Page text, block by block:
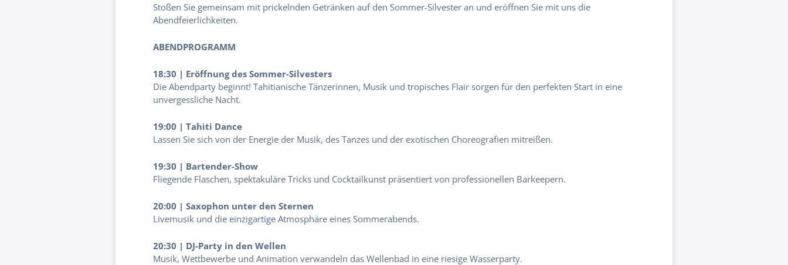
Stoßen Sie gemeinsam mit prickelnden Getränken auf den Sommer-Silvester an und eröffnen Sie mit uns die
Abendfeierlichkeiten.
ABENDPROGRAMM
18:30 | Eröffnung des Sommer-Silvesters
Die Abendparty beginnt! Tahitianische Tänzerinnen, Musik und tropisches Flair sorgen für den perfekten Start in eine
unvergessliche Nacht.
19:00 | Tahiti Dance
Lassen Sie sich von der Energie der Musik, des Tanzes und der exotischen Choreografien mitreißen.
19:30 | Bartender-Show
Fliegende Flaschen, spektakuläre Tricks und Cocktailkunst präsentiert von professionellen Barkeepern.
20:00 | Saxophon unter den Sternen
Livemusik und die einzigartige Atmosphäre eines Sommerabends.
20:30 | DJ-Party in den Wellen
Musik, Wettbewerbe und Animation verwandeln das Wellenbad in eine riesige Wasserparty.